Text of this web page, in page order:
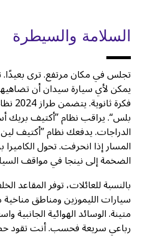
السلامة والسيطرة
يمكن لأي سيارة سيدان أن
بلس“. يراقب نظام ”أكتيف بريك
الدراجات. يدفعك نظام ”أكتيف
الضخمة إلى نينجا في مواقف
بالنسبة للعائلات، توفر المقاعد
متينة. الوسائد الهوائية الجانبية
رباعي سريعة فحسب. أنت تقود